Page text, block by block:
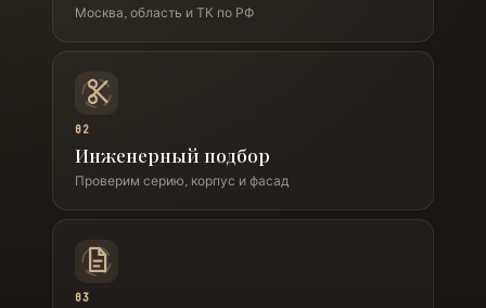
Москва, область и ТК по РФ
02
Инженерный подбор
Проверим серию, корпус и фасад
03